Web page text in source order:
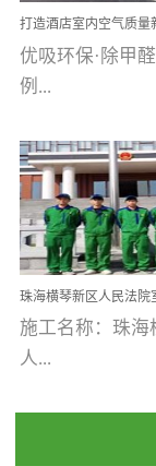
打造酒店室内空气质量
标杆——优吸环保·标杆
作：东莞美豪雅致酒店
内空气治理工程纪实
优吸环保·除甲
例...
【东莞美豪雅致
内空气治理项目
雅致酒店 东
致酒店是为中高
珠海横琴新区人民法院
内除甲醛空气治理项目
施工名称：珠海
人...
民法院室内除